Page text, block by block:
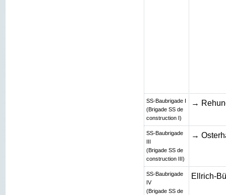
SS-Baubrigade I
(Brigade SS de
construction I)
→
SS-Baubrigade
III
(Brigade SS de
construction III)
→
SS-Baubrigade
IV
(Brigade SS de
Ellrich-